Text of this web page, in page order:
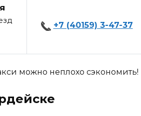
+7 (40159) 3-47-37
можно неплохо сэкономить!